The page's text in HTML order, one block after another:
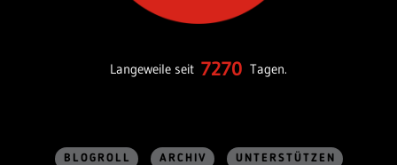
Langeweile seit 7270 Tagen.
BLOGROLL ARCHIV UNTERSTÜTZEN